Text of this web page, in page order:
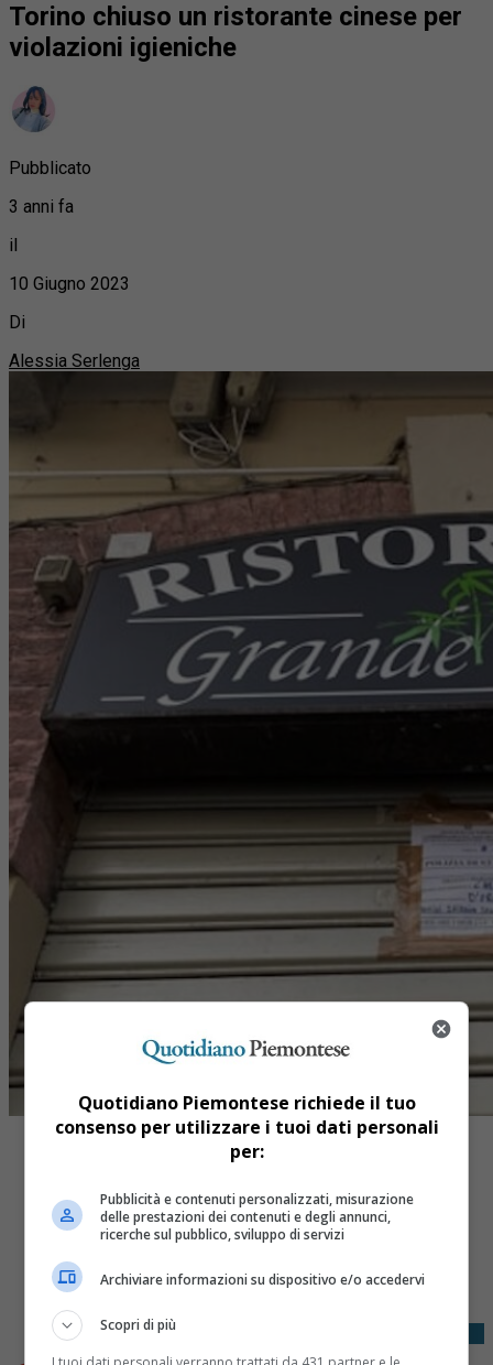
Torino chiuso un ristorante cinese per
violazioni igieniche
Pubblicato
3 anni fa
il
10 Giugno 2023
Di
Alessia Serlenga
Tweet
Quotidiano Piemontese richiede il tuo
consenso per utilizzare i tuoi dati personali
per:
Pubblicità e contenuti personalizzati, misurazione
delle prestazioni dei contenuti e degli annunci,
ricerche sul pubblico, sviluppo di servizi
Archiviare informazioni su dispositivo e/o accedervi
Scopri di più